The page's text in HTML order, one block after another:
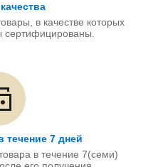
в качестве которых
сертифицированы.
течение 7 дней
в течение 7(семи)